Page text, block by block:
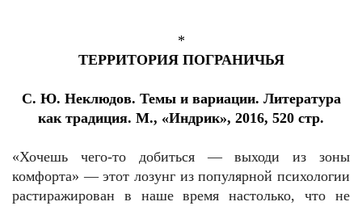
*
ТЕРРИТОРИЯ ПОГРАНИЧЬЯ
С. Ю. Неклюдов. Темы и вариации. Литература
как традиция. М., «Индрик», 2016, 520 стр.
«Хочешь чего-то добиться — выходи из зоны
комфорта» — этот лозунг из популярной психологии
растиражирован в наше время настолько, что не